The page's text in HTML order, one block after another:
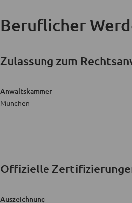
Beruflicher
Zulassung zum
Anwaltskammer
München
Offizielle
Auszeichnung